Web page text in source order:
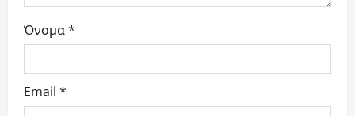
Όνομα*
Email *